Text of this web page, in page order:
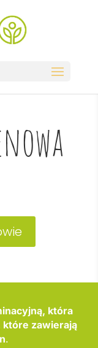
która
zawierają
.